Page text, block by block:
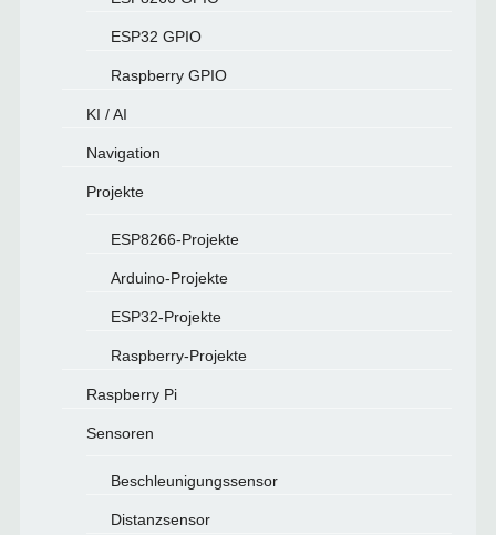
ESP32 GPIO
Raspberry GPIO
KI / AI
Navigation
Projekte
ESP8266-Projekte
Arduino-Projekte
ESP32-Projekte
Raspberry-Projekte
Raspberry Pi
Sensoren
Beschleunigungssensor
Distanzsensor